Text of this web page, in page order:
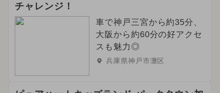
チャレンジ！
車で神戸三宮から約35分、
大阪から約60分の好アクセ
スも魅力◎
兵庫県神戸市灘区